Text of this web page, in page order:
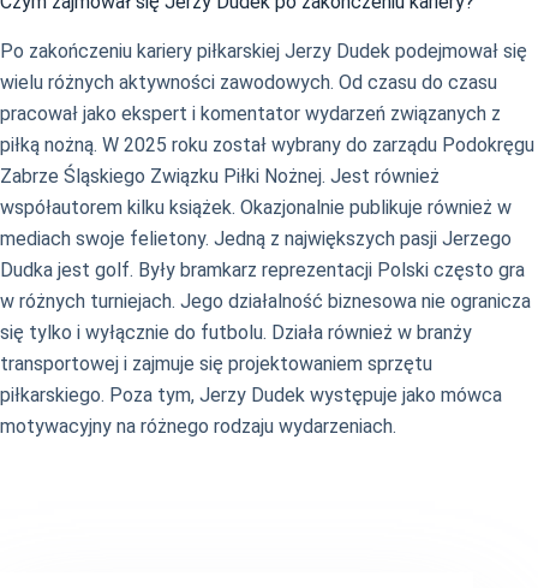
Po zakończeniu kariery piłkarskiej Jerzy Dudek podejmował się
wielu różnych aktywności zawodowych. Od czasu do czasu
pracował jako ekspert i komentator wydarzeń związanych z
piłką nożną. W 2025 roku został wybrany do zarządu Podokręgu
Zabrze Śląskiego Związku Piłki Nożnej. Jest również
współautorem kilku książek. Okazjonalnie publikuje również w
mediach swoje felietony. Jedną z największych pasji Jerzego
Dudka jest golf. Były bramkarz reprezentacji Polski często gra
w różnych turniejach. Jego działalność biznesowa nie ogranicza
się tylko i wyłącznie do futbolu. Działa również w branży
transportowej i zajmuje się projektowaniem sprzętu
piłkarskiego. Poza tym, Jerzy Dudek występuje jako mówca
motywacyjny na różnego rodzaju wydarzeniach.